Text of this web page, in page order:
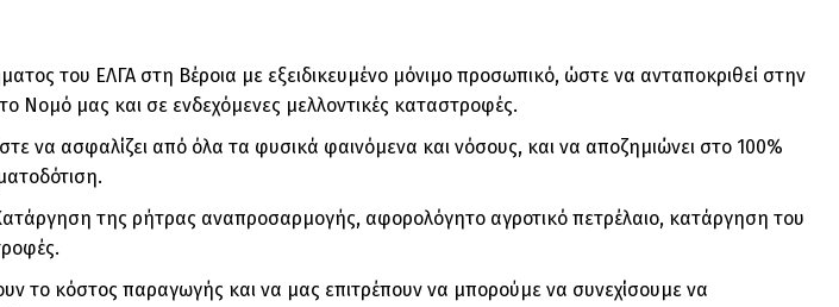
του ΕΛΓΑ στη Βέροια με εξειδικευμένο μόνιμο προσωπικό, ώστε να ανταποκριθεί στην
Νομό μας και σε ενδεχόμενες μελλοντικές καταστροφές.
να ασφαλίζει από όλα τα φυσικά φαινόμενα και νόσους, και να αποζημιώνει στο 100%
της ρήτρας αναπροσαρμογής, αφορολόγητο αγροτικό πετρέλαιο, κατάργηση του
το κόστος παραγωγής και να μας επιτρέπουν να μπορούμε να συνεχίσουμε να